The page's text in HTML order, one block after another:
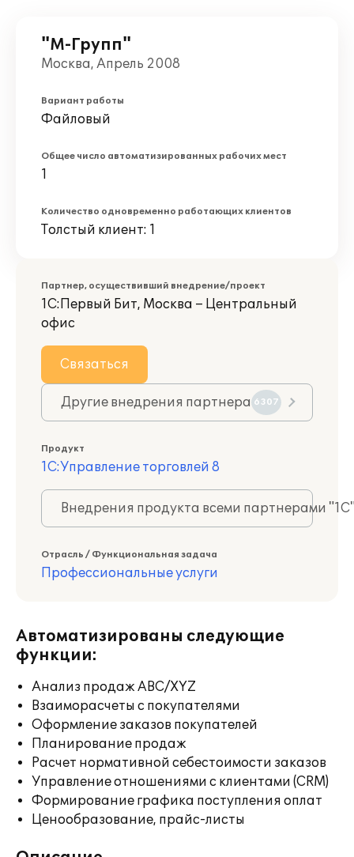
"М-Групп"
Москва, Апрель 2008
Вариант работы
Файловый
Общее число автоматизированных рабочих мест
1
Количество одновременно работающих клиентов
Толстый клиент: 1
Партнер, осуществивший внедрение/проект
1С:Первый Бит, Москва – Центральный
офис
Связаться
Другие внедрения партнера 6307
Продукт
1С:Управление торговлей 8
Внедрения продукта всеми партнерами
Отрасль / Функциональная задача
Профессиональные услуги
Автоматизированы следующие
функции:
Анализ продаж ABC/XYZ
Взаиморасчеты с покупателями
Оформление заказов покупателей
Планирование продаж
Расчет нормативной себестоимости заказов
Управление отношениями с клиентами (CRM)
Формирование графика поступления оплат
Ценообразование, прайс-листы